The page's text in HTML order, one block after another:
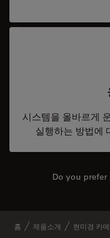
시스템을 올바르게
실행하는 방법에
Do you
홈 제품소개 현미경 카